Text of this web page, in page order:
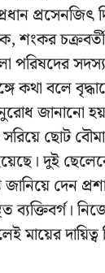
প্রসেনজিৎ
শংকর
পরিষদের
কথা বলে
জানানো
ছোট
দুই
দেন
মায়ের দায়িত্ব